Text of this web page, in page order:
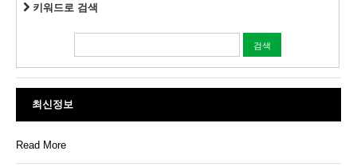
키워드로 검색
최신정보
Read More